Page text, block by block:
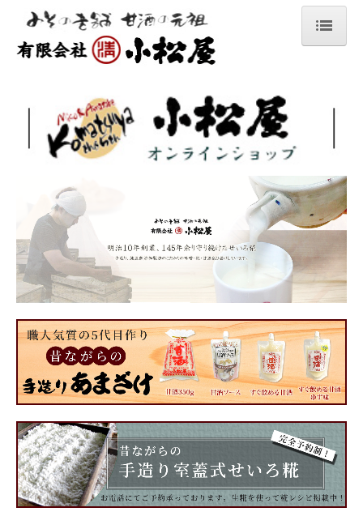
甘酒
小松屋の生糀で作る手作りレシピ
あらみそ
健康酢ビワミン
調味みそ1
ゆずみそ
田楽みそ
生姜みそ
豚肉と旬野菜でつくる味噌炒めの素
調味みそ2
プレミアム味噌ソース